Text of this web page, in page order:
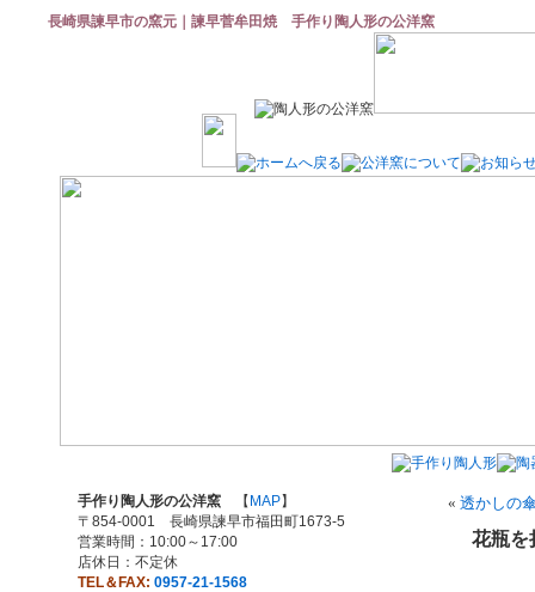
長崎県諫早市の窯元｜諫早菅牟田焼 手作り陶人形の公洋窯
手作り陶人形の公洋窯 【 MAP】
〒854-0001 長崎県諫早市福田町1673-5
営業時間：10:00～17:00
店休日：不定休
TEL＆FAX: 0957-21-1568
« 透かしの
花瓶を